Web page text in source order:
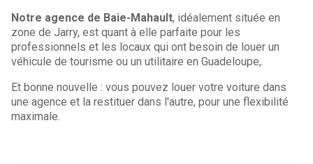
Notre agence de Baie-Mahault, idéalement située en
zone de Jarry, est quant à elle parfaite pour les
professionnels et les locaux qui ont besoin de louer un
véhicule de tourisme ou un utilitaire en Guadeloupe,.
Et bonne nouvelle : vous pouvez louer votre voiture dans
une agence et la restituer dans l'autre, pour une flexibilité
maximale.